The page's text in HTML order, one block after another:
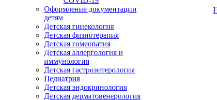
Оформление документации
детям
Детская гинекология
Детская физиотерапия
Детская гомеопатия
Детская аллергология и
иммунология
Детская гастроэнтерология
Педиатрия
Детская эндокринология
Детская дерматовенерология